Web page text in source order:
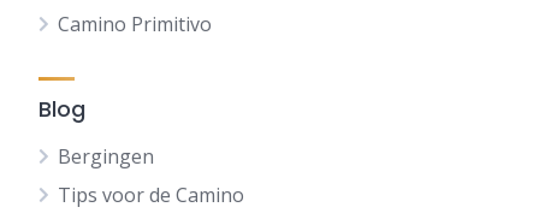
Camino Primitivo
Blog
Bergingen
Tips voor de Camino